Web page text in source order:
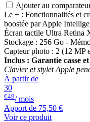
Ajouter au
Le + : Fonctionnalités et
boostée par Apple
Écran tactile Ultra Retina
Stockage : 256 Go -
Capteur photo : 2 (12 MP
Inclus : Garantie casse
Clavier et stylet Apple
À partir de
30
€49/ mois
Apport de 75,50 €
Voir ce produit